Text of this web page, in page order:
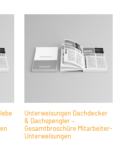
Unterweisungen Dachdecker
& Dachspengler –
Gesamtbroschüre Mitarbeiter-
Unterweisungen